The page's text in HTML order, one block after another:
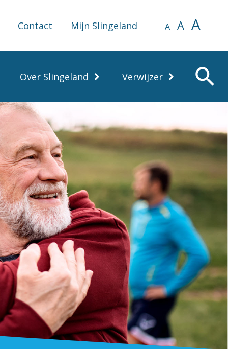
Contact Mijn Slingeland A A A
Over Slingeland Verwijzer search